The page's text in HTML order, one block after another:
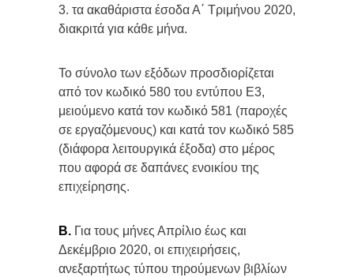
3. τα ακαθάριστα έσοδα Α΄ Τριμήνου 2020,
διακριτά για κάθε μήνα.
Το σύνολο των εξόδων προσδιορίζεται
από τον κωδικό 580 του εντύπου Ε3,
μειούμενο κατά τον κωδικό 581 (παροχές
σε εργαζόμενους) και κατά τον κωδικό 585
(διάφορα λειτουργικά έξοδα) στο μέρος
που αφορά σε δαπάνες ενοικίου της
επιχείρησης.
Β. Για τους μήνες Απρίλιο έως και
Δεκέμβριο 2020, οι επιχειρήσεις,
ανεξαρτήτως τύπου τηρούμενων βιβλίων